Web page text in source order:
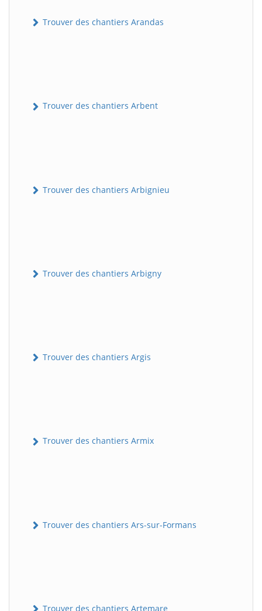
Trouver des chantiers Arandas
Trouver des chantiers Arbent
Trouver des chantiers Arbignieu
Trouver des chantiers Arbigny
Trouver des chantiers Argis
Trouver des chantiers Armix
Trouver des chantiers Ars-sur-Formans
Trouver des chantiers Artemare